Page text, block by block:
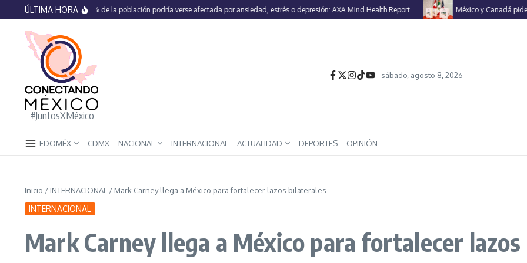
Saltar al contenido
ÚLTIMA HORA
En México 66% de la población podría verse afectada por ansiedad, estrés o depresión: AXA Mind Health Report México y Canadá piden a
#JuntosXMéxico
sábado, agosto 8, 2026
EDOMÉX CDMX NACIONAL INTERNACIONAL ACTUALIDAD DEPORTES OPINIÓN
Inicio / INTERNACIONAL / Mark Carney llega a México para fortalecer lazos bilaterales
INTERNACIONAL
Mark Carney llega a México para fortalecer